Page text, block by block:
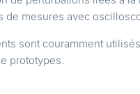
de mesures avec
sont couramment
prototypes.